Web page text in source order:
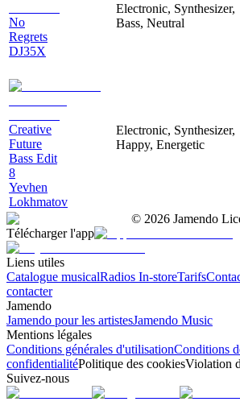
No
Regrets
DJ35X
Electronic, Synthesizer,
Bass, Neutral
Creative
Future
Bass Edit
8
Yevhen
Lokhmatov
Electronic, Synthesizer,
Happy, Energetic
© 2026 Jamendo
Télécharger l'app
Liens utiles
Catalogue musicalRadios In-storeTarifs
contacter
Jamendo
Jamendo pour les artistesJamendo Music
Mentions légales
Conditions générales d'utilisationConditions
confidentialitéPolitique des cookiesViolation
Suivez-nous